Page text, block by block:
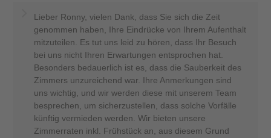
Lieber Ronny, vielen Dank, dass Sie sich die Zeit
genommen haben, Ihre Eindrücke von Ihrem Aufenthalt
mitzuteilen. Es tut uns leid zu hören, dass Ihr Besuch
bei uns nicht Ihren Erwartungen entsprochen hat.
Besonders bedauerlich ist es, dass die Sauberkeit des
Zimmers unzureichend war. Ihre Anmerkungen sind
uns wichtig, und wir werden diese mit unserem Team
besprechen, um sicherzustellen, dass solche Vorfälle
künftig vermieden werden. Wir bieten unsere
Zimmerraten inkl. Frühstück an, aus diesem Grund